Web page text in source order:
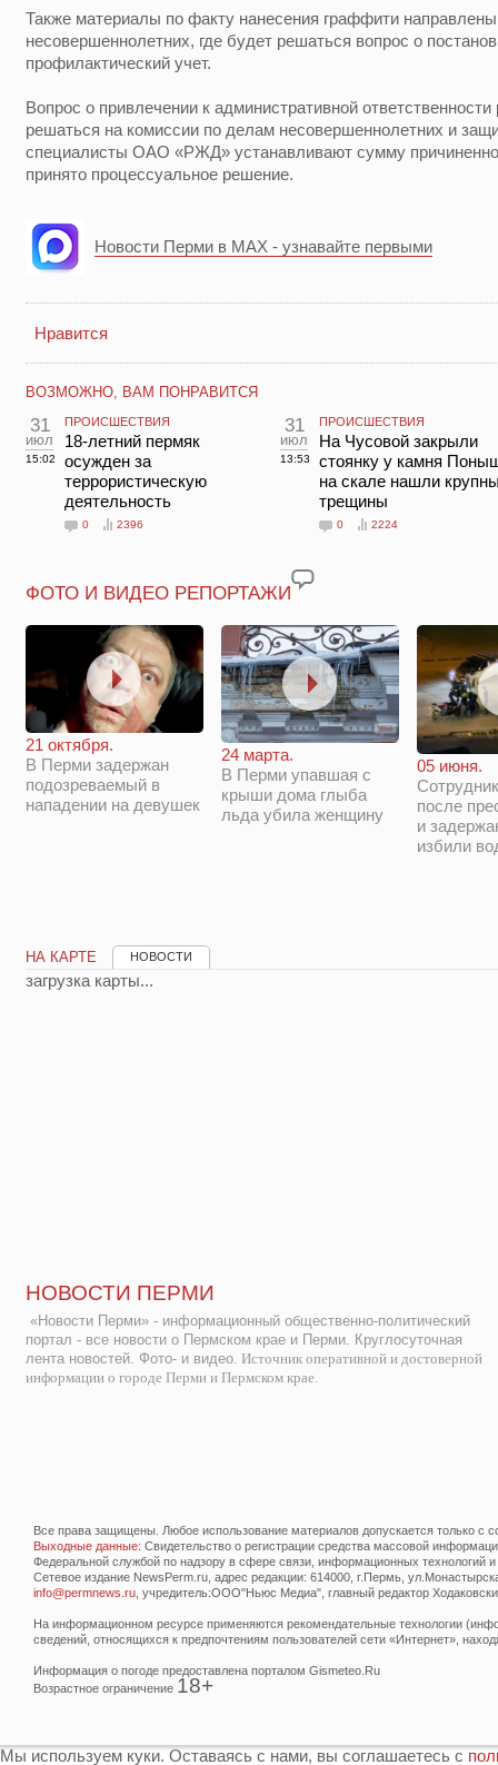
Также материалы по факту нанесения граффити
несовершеннолетних, где будет решаться вопрос о
профилактический учет.
Вопрос о привлечении к административной
решаться на комиссии по делам несовершеннолетних и
специалисты ОАО «РЖД» устанавливают сумму
принято процессуальное решение.
Новости Перми в MAX - узнавайте первыми
Нравится
ВОЗМОЖНО, ВАМ ПОНРАВИТСЯ
31
июл
15:02
ПРОИСШЕСТВИЯ
18-летний пермяк
осужден за
террористическую
деятельность
0 2396
31
июл
13:53
ПРОИСШЕСТВИЯ
На Чусовой закрыли
стоянку у камня
на скале нашли
трещины
0 2224
ФОТО И ВИДЕО РЕПОРТАЖИ
21 октября.
В Перми задержан
подозреваемый в
нападении на девушек
24 марта.
В Перми упавшая с
крыши дома глыба
льда убила женщину
05 июня.
после
и
избили
НА КАРТЕ НОВОСТИ
загрузка карты...
НОВОСТИ ПЕРМИ
«Новости Перми» - информационный общественно-политический
портал - все новости о Пермском крае и Перми. Круглосуточная
лента новостей. Фото- и видео. Источник оперативной и достоверной
информации о городе Перми и Пермском крае.
Все права защищены. Любое использование материалов допускается только с
Выходные данные: Свидетельство о регистрации средства массовой
Федеральной службой по надзору в сфере связи, информационных технологий
Сетевое издание NewsPerm.ru, адрес редакции: 614000, г.Пермь,
info@permnews.ru , учредитель:ООО"Ньюс Медиа", главный редактор
На информационном ресурсе применяются рекомендательные технологии
сведений, относящихся к предпочтениям пользователей сети «Интернет»,
Информация о погоде предоставлена порталом Gismeteo.Ru
Возрастное ограничение 18+
Мы используем куки. Оставаясь с нами, вы соглашаетесь с